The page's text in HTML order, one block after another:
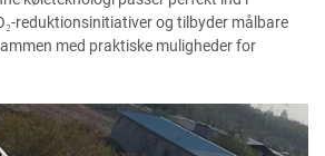
reduktionsinitiativer og tilbyder målbare
med praktiske muligheder for